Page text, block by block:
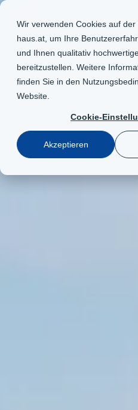
Wir verwenden Cookies auf
haus.at, um Ihre
und Ihnen qualitativ
bereitzustellen. Weitere
finden Sie in den
Website
Cookie-
Akzeptieren